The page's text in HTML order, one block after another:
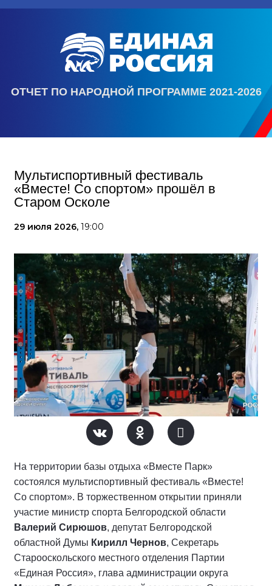
ОТЧЕТ ПО НАРОДНОЙ ПРОГРАММЕ 2021-2026
Мультиспортивный фестиваль
«Вместе! Со спортом» прошёл в
Старом Осколе
29 июля 2026, 19:00
На территории базы отдыха «Вместе Парк»
состоялся мультиспортивный фестиваль «Вместе!
Со спортом». В торжественном открытии приняли
участие министр спорта Белгородской области
Валерий Сирюшов, депутат Белгородской
областной Думы Кирилл Чернов, Секретарь
Старооскольского местного отделения Партии
«Единая Россия», глава администрации округа